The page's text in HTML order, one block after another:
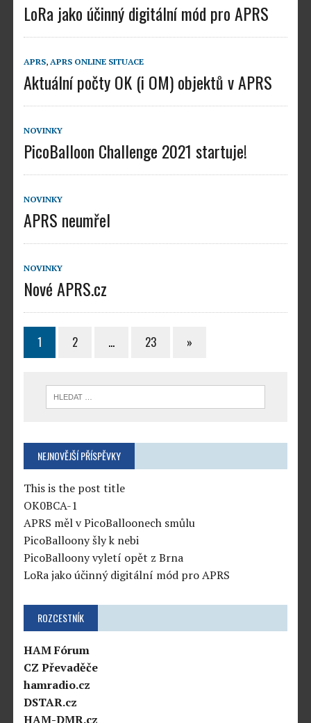
LoRa jako účinný digitální mód pro APRS
APRS, APRS ONLINE SITUACE
Aktuální počty OK (i OM) objektů v APRS
NOVINKY
PicoBalloon Challenge 2021 startuje!
NOVINKY
APRS neumřel
NOVINKY
Nové APRS.cz
1 2 … 23 »
NEJNOVĚJŠÍ PŘÍSPĚVKY
This is the post title
OK0BCA-1
APRS měl v PicoBalloonech smůlu
PicoBalloony šly k nebi
PicoBalloony vyletí opět z Brna
LoRa jako účinný digitální mód pro APRS
ROZCESTNÍK
HAM Fórum
CZ Převaděče
hamradio.cz
DSTAR.cz
HAM-DMR.cz